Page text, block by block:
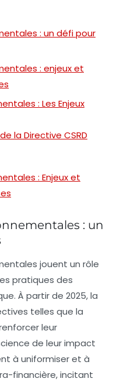
: un défi pour
: enjeux et
: Les Enjeux
la Directive CSRD
: Enjeux et
: un
jouent un rôle
pratiques des
À partir de 2025, la
telles que la
leur
de leurimpact
à uniformiser et à
financière, incitant